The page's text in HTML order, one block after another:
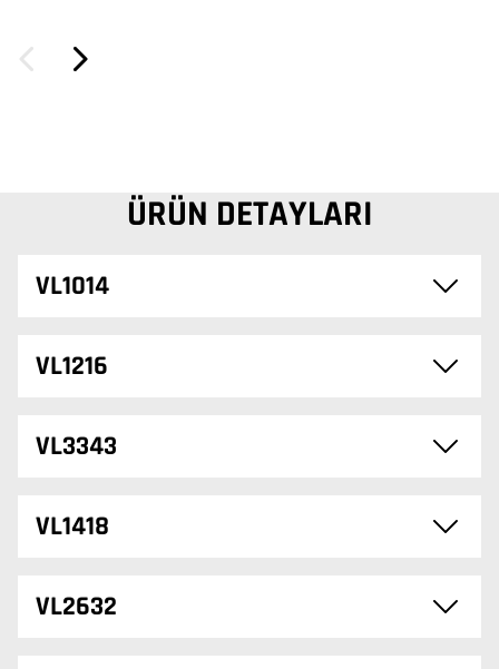
ÜRÜN DETAYLARI
VL1014
VL1216
VL3343
VL1418
VL2632